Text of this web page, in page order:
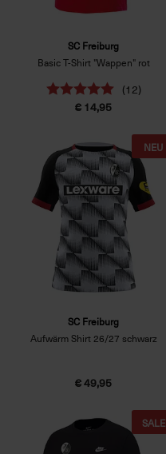
SC Freiburg
Basic T-Shirt "Wappen" rot
(12)
€ 14,95
SC Freiburg
Aufwärm Shirt 26/27 schwarz
€ 49,95
NEU
SALE